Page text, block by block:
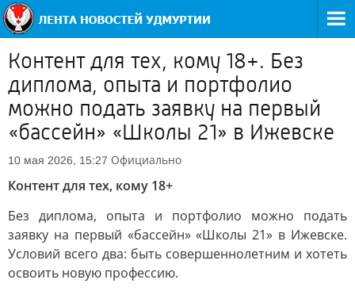
Контент для тех, кому 18+. Без
диплома, опыта и портфолио
можно подать заявку на первый
«бассейн» «Школы 21» в Ижевске
10 мая 2026, 15:27 Официально
Контент для тех, кому 18+
Без диплома, опыта и портфолио можно подать
заявку на первый «бассейн» «Школы 21» в Ижевске.
Условий всего два: быть совершеннолетним и хотеть
освоить новую профессию.